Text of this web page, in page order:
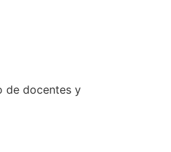
de docentes y